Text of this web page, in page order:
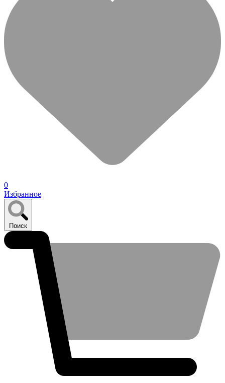
0
Избранное
Поиск